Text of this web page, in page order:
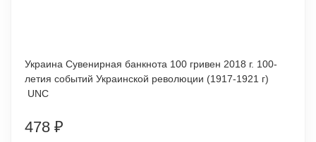
Украина Сувенирная банкнота 100 гривен 2018 г. 100-
летия событий Украинской революции (1917-1921 г)
UNC
478 ₽